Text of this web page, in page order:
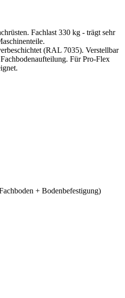
Fachlast 330 kg - trägt sehr
(RAL 7035). Verstellbar
Für Pro-Flex
+ Bodenbefestigung)